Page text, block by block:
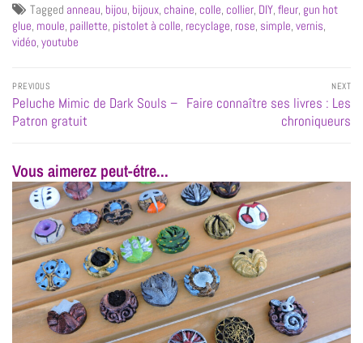
Tagged anneau, bijou, bijoux, chaine, colle, collier, DIY, fleur, gun hot
glue, moule, paillette, pistolet à colle, recyclage, rose, simple, vernis,
vidéo, youtube
PREVIOUS
Peluche Mimic de Dark Souls –
Patron gratuit
NEXT
Faire connaître ses livres : Les
chroniqueurs
Vous aimerez peut-étre...